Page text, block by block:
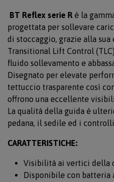
BT Reflex serie R è la
progettata per sollevare
di stoccaggio, grazie alla
Transitional Lift Control
fluido sollevamento e
Disegnato per elevate
tettuccio trasparente così
offrono una eccellente
La qualità della guida è
pedana, il sedile ed i
CARATTERISTICHE:
Visibilità ai vertici della
Disponibile con batteria